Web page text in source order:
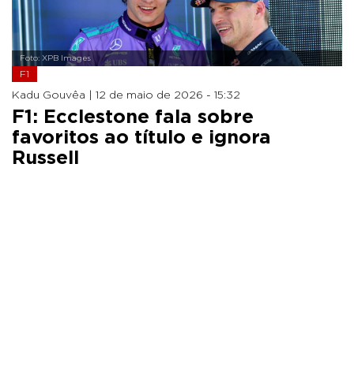
Foto: XPB Images
F1
Kadu Gouvêa | 12 de maio de 2026 - 15:32
F1: Ecclestone fala sobre
favoritos ao título e ignora
Russell